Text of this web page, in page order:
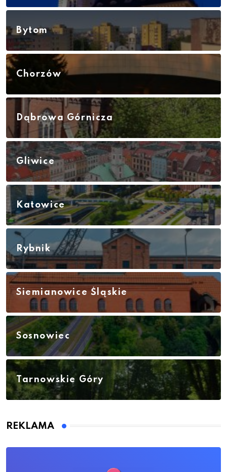
Bytom
Chorzów
Dąbrowa Górnicza
Gliwice
Katowice
Rybnik
Siemianowice Śląskie
Sosnowiec
Tarnowskie Góry
REKLAMA